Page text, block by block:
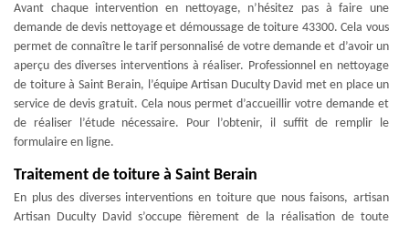
Avant chaque intervention en nettoyage, n’hésitez pas à faire une
demande de devis nettoyage et démoussage de toiture 43300. Cela vous
permet de connaître le tarif personnalisé de votre demande et d’avoir un
aperçu des diverses interventions à réaliser. Professionnel en nettoyage
de toiture à Saint Berain, l’équipe Artisan Duculty David met en place un
service de devis gratuit. Cela nous permet d’accueillir votre demande et
de réaliser l’étude nécessaire. Pour l’obtenir, il suffit de remplir le
formulaire en ligne.
Traitement de toiture à Saint Berain
En plus des diverses interventions en toiture que nous faisons, artisan
Artisan Duculty David s’occupe fièrement de la réalisation de toute